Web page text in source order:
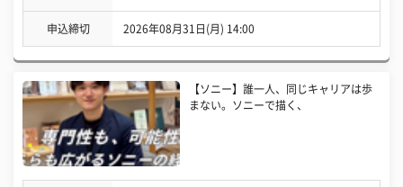
申込締切 2026年08月31日(月) 14:00
【ソニー】誰一人、同じキャリアは歩
まない。ソニーで描く、